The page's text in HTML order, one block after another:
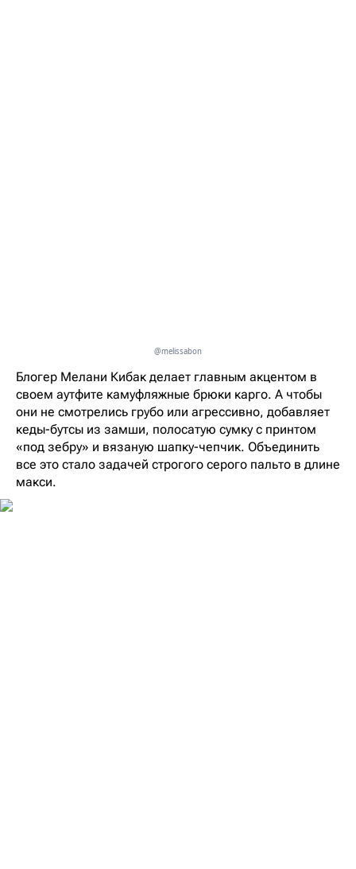
@melissabon
Блогер Мелани Кибак делает главным акцентом в
своем аутфите камуфляжные брюки карго. А чтобы
они не смотрелись грубо или агрессивно, добавляет
кеды-бутсы из замши, полосатую сумку с принтом
«под зебру» и вязаную шапку-чепчик. Объединить
все это стало задачей строгого серого пальто в длине
макси.